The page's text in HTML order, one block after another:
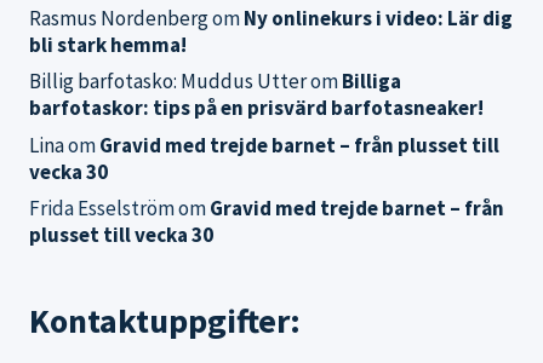
Rasmus NordenbergomNy onlinekurs i video: Lär dig
bli stark hemma!
Billig barfotasko: Muddus UtteromBilliga
barfotaskor: tips på en prisvärd barfotasneaker!
LinaomGravid med trejde barnet – från plusset till
vecka 30
Frida EsselströmomGravid med trejde barnet – från
plusset till vecka 30
Kontaktuppgifter: